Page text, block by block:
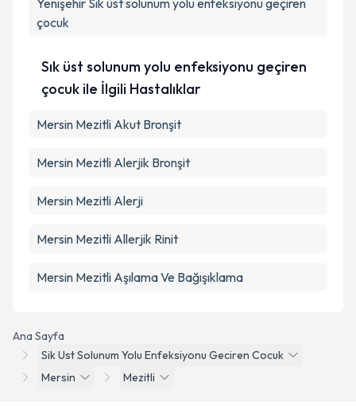
Ana Sayfa
Sik Ust Solunum Yolu Enfeksiyonu Geciren Cocuk
Mersin
Mezitli
Yenişehir Sık üst solunum yolu enfeksiyonu geçiren
çocuk
Sık üst solunum yolu enfeksiyonu geçiren
çocuk ile İlgili Hastalıklar
Mersin Mezitli Akut Bronşit
Mersin Mezitli Alerjik Bronşit
Mersin Mezitli Alerji
Mersin Mezitli Allerjik Rinit
Mersin Mezitli Aşılama Ve Bağışıklama